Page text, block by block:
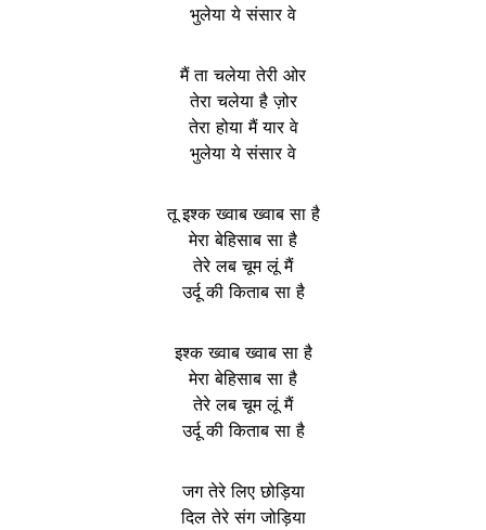
भुलेया ये संसार वे
मैं ता चलेया तेरी ओर
तेरा चलेया है ज़ोर
तेरा होया मैं यार वे
भुलेया ये संसार वे
तू इश्क ख्वाब ख्वाब सा है
मेरा बेहिसाब सा है
तेरे लब चूम लूं मैं
उर्दू की किताब सा है
इश्क ख्वाब ख्वाब सा है
मेरा बेहिसाब सा है
तेरे लब चूम लूं मैं
उर्दू की किताब सा है
जग तेरे लिए छोड़िया
दिल तेरे संग जोड़िया